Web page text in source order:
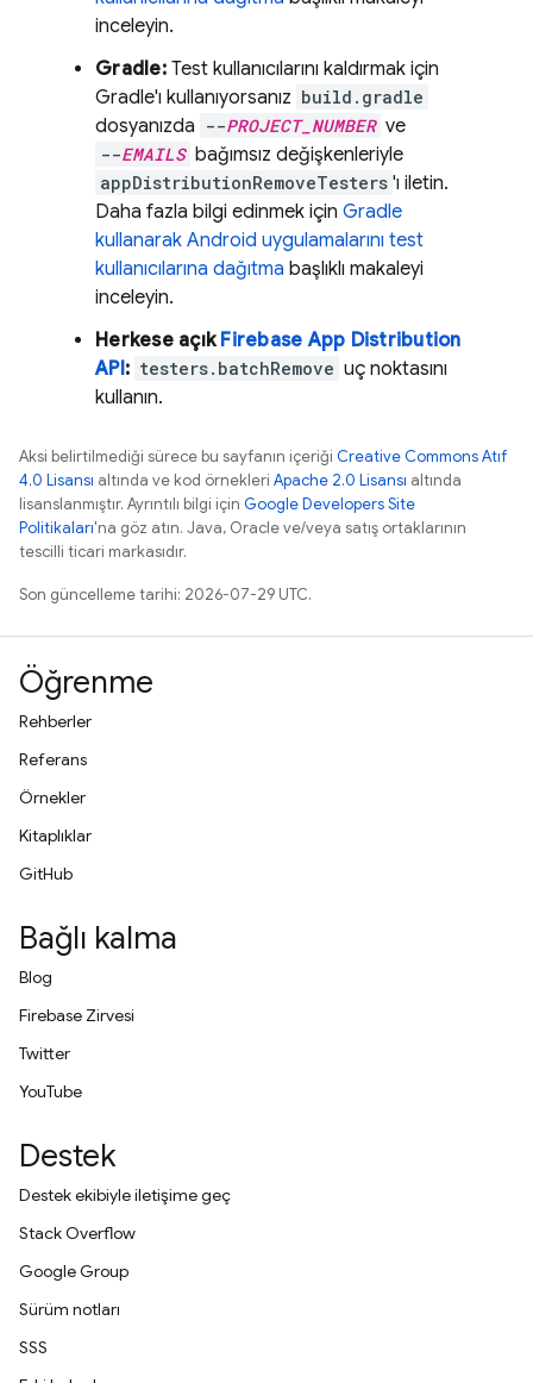
inceleyin.
Gradle:Test kullanıcılarını kaldırmak için
Gradle'ı kullanıyorsanız build.gradle
dosyanızda --PROJECT_NUMBER ve
--EMAILS bağımsız değişkenleriyle
appDistributionRemoveTesters 'ı iletin.
Daha fazla bilgi edinmek için Gradle
kullanarak Android uygulamalarını test
kullanıcılarına dağıtma başlıklı makaleyi
inceleyin.
Herkese açık FirebaseApp Distribution
API: testers.batchRemove uç noktasını
kullanın.
Aksi belirtilmediği sürece bu sayfanın içeriği Creative Commons Atıf
4.0 Lisansı altında ve kod örnekleri Apache 2.0 Lisansı altında
lisanslanmıştır. Ayrıntılı bilgi için Google Developers Site
Politikaları'na göz atın. Java, Oracle ve/veya satış ortaklarının
tescilli ticari markasıdır.
Son güncelleme tarihi: 2026-07-29 UTC.
Öğrenme
Rehberler
Referans
Örnekler
Kitaplıklar
GitHub
Bağlı kalma
Blog
Firebase Zirvesi
Twitter
YouTube
Destek
Destek ekibiyle iletişime geç
Stack Overflow
Google Group
Sürüm notları
SSS